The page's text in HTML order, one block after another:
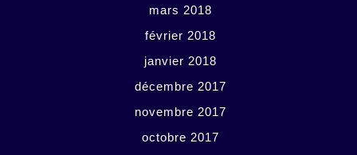
mars 2018
février 2018
janvier 2018
décembre 2017
novembre 2017
octobre 2017